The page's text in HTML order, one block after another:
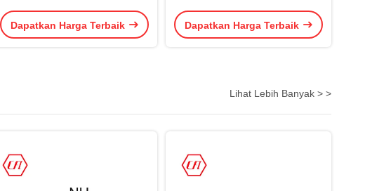
Dapatkan Harga Terbaik Dapatkan Harga Terbaik
Lihat Lebih Banyak > >